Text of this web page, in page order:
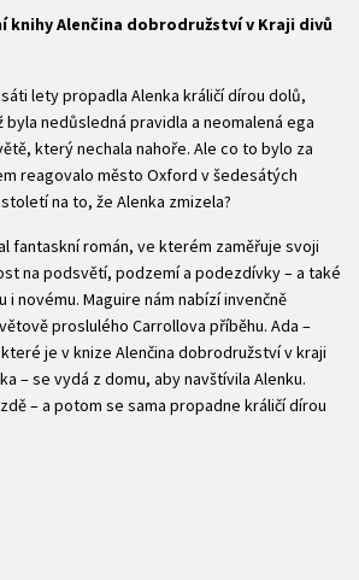
knihy Alenčina dobrodružství v Kraji divů
lety propadla Alenka králičí dírou dolů,
byla nedůsledná pravidla a neomalená ega
který nechala nahoře. Ale co to bylo za
reagovalo město Oxford v šedesátých
na to, že Alenka zmizela?
fantaskní román, ve kterém zaměřuje svoji
na podsvětí, podzemí a podezdívky – a také
i novému. Maguire nám nabízí invenčně
proslulého Carrollova příběhu. Ada –
je v knize Alenčina dobrodružství v kraji
– se vydá z domu, aby navštívila Alenku.
– a potom se sama propadne králičí dírou